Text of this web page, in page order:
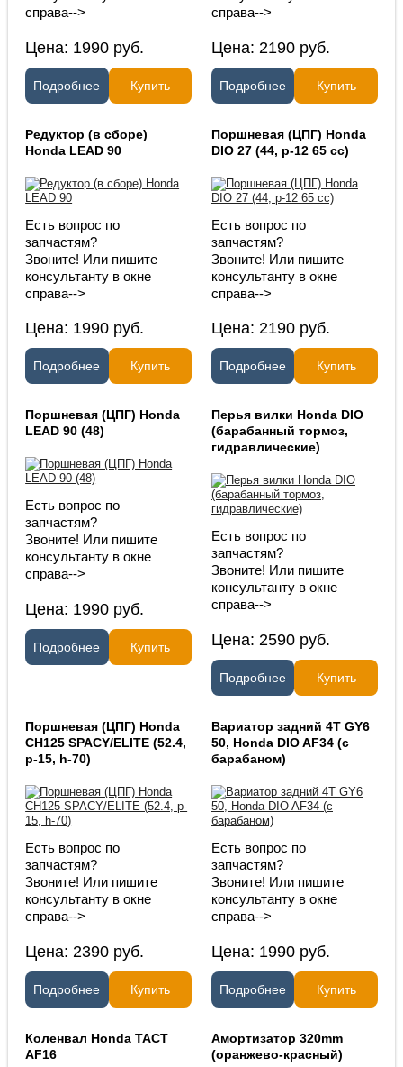
справа-->
Цена: 1990 руб.
Подробнее Купить
справа-->
Цена: 2190 руб.
Подробнее Купить
Редуктор (в сборе)
Honda LEAD 90
Есть вопрос по
запчастям?
Звоните! Или пишите
консультанту в окне
справа-->
Цена: 1990 руб.
Подробнее Купить
Поршневая (ЦПГ) Honda
DIO 27 (44, p-12 65 сс)
Есть вопрос по
запчастям?
Звоните! Или пишите
консультанту в окне
справа-->
Цена: 2190 руб.
Подробнее Купить
Поршневая (ЦПГ) Honda
LEAD 90 (48)
Есть вопрос по
запчастям?
Звоните! Или пишите
консультанту в окне
справа-->
Цена: 1990 руб.
Подробнее Купить
Перья вилки Honda DIO
(барабанный тормоз,
гидравлические)
Есть вопрос по
запчастям?
Звоните! Или пишите
консультанту в окне
справа-->
Цена: 2590 руб.
Подробнее Купить
Поршневая (ЦПГ) Honda
CH125 SPACY/ELITE (52.4,
p-15, h-70)
Есть вопрос по
запчастям?
Звоните! Или пишите
консультанту в окне
справа-->
Цена: 2390 руб.
Подробнее Купить
Вариатор задний 4T GY6
50, Honda DIO AF34 (с
барабаном)
Есть вопрос по
запчастям?
Звоните! Или пишите
консультанту в окне
справа-->
Цена: 1990 руб.
Подробнее Купить
Коленвал Honda TACT
AF16
Амортизатор 320mm
(оранжево-красный)